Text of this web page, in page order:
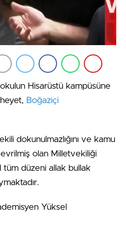
Hisarüstü kampüsüne
Boğaziçi
dokunulmazlığını ve kamu
olan Milletvekiliği
düzeni allak bullak
Yüksel